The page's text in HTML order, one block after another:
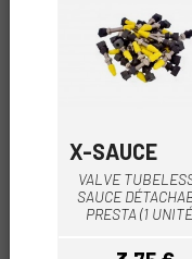
X-SAUCE
VALVE
SAUCE
PRESTA (1